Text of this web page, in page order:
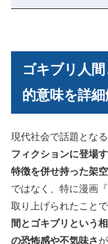
ゴキブリ人
的意味を詳
現代社会で話題とな
フィクションに登場
特徴を併せ持った架
ではなく、特に漫画
取り上げられたこと
間とゴキブリという
の恐怖感や不気味さ